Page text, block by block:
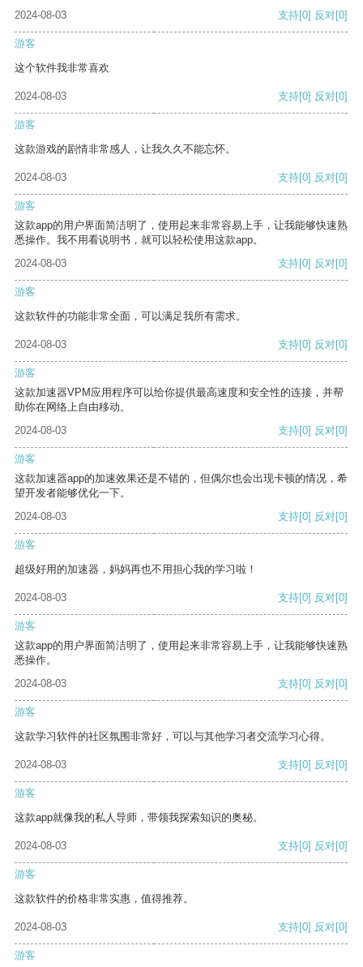
2024-08-03 支持[0] 反对[0]
游客
这个软件我非常喜欢
2024-08-03 支持[0] 反对[0]
游客
这款游戏的剧情非常感人，让我久久不能忘怀。
2024-08-03 支持[0] 反对[0]
游客
这款app的用户界面简洁明了，使用起来非常容易上手，让我能够快速熟
悉操作。我不用看说明书，就可以轻松使用这款app。
2024-08-03
支持[0] 反对[0]
游客
这款软件的功能非常全面，可以满足我所有需求。
2024-08-03 支持[0] 反对[0]
游客
这款加速器VPM应用程序可以给你提供最高速度和安全性的连接，并帮
助你在网络上自由移动。
2024-08-03
支持[0] 反对[0]
游客
这款加速器app的加速效果还是不错的，但偶尔也会出现卡顿的情况，希
望开发者能够优化一下。
2024-08-03
支持[0] 反对[0]
游客
超级好用的加速器，妈妈再也不用担心我的学习啦！
2024-08-03 支持[0] 反对[0]
游客
这款app的用户界面简洁明了，使用起来非常容易上手，让我能够快速熟
悉操作。
2024-08-03
支持[0] 反对[0]
游客
这款学习软件的社区氛围非常好，可以与其他学习者交流学习心得。
2024-08-03 支持[0] 反对[0]
游客
这款app就像我的私人导师，带领我探索知识的奥秘。
2024-08-03 支持[0] 反对[0]
游客
这款软件的价格非常实惠，值得推荐。
2024-08-03 支持[0] 反对[0]
游客